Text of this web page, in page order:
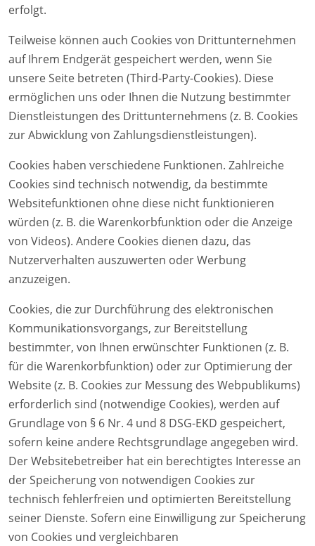
erfolgt.
Teilweise können auch Cookies von Drittunternehmen
auf Ihrem Endgerät gespeichert werden, wenn Sie
unsere Seite betreten (Third-Party-Cookies). Diese
ermöglichen uns oder Ihnen die Nutzung bestimmter
Dienstleistungen des Drittunternehmens (z. B. Cookies
zur Abwicklung von Zahlungsdienstleistungen).
Cookies haben verschiedene Funktionen. Zahlreiche
Cookies sind technisch notwendig, da bestimmte
Websitefunktionen ohne diese nicht funktionieren
würden (z. B. die Warenkorbfunktion oder die Anzeige
von Videos). Andere Cookies dienen dazu, das
Nutzerverhalten auszuwerten oder Werbung
anzuzeigen.
Cookies, die zur Durchführung des elektronischen
Kommunikationsvorgangs, zur Bereitstellung
bestimmter, von Ihnen erwünschter Funktionen (z. B.
für die Warenkorbfunktion) oder zur Optimierung der
Website (z. B. Cookies zur Messung des Webpublikums)
erforderlich sind (notwendige Cookies), werden auf
Grundlage von § 6 Nr. 4 und 8 DSG-EKD gespeichert,
sofern keine andere Rechtsgrundlage angegeben wird.
Der Websitebetreiber hat ein berechtigtes Interesse an
der Speicherung von notwendigen Cookies zur
technisch fehlerfreien und optimierten Bereitstellung
seiner Dienste. Sofern eine Einwilligung zur Speicherung
von Cookies und vergleichbaren